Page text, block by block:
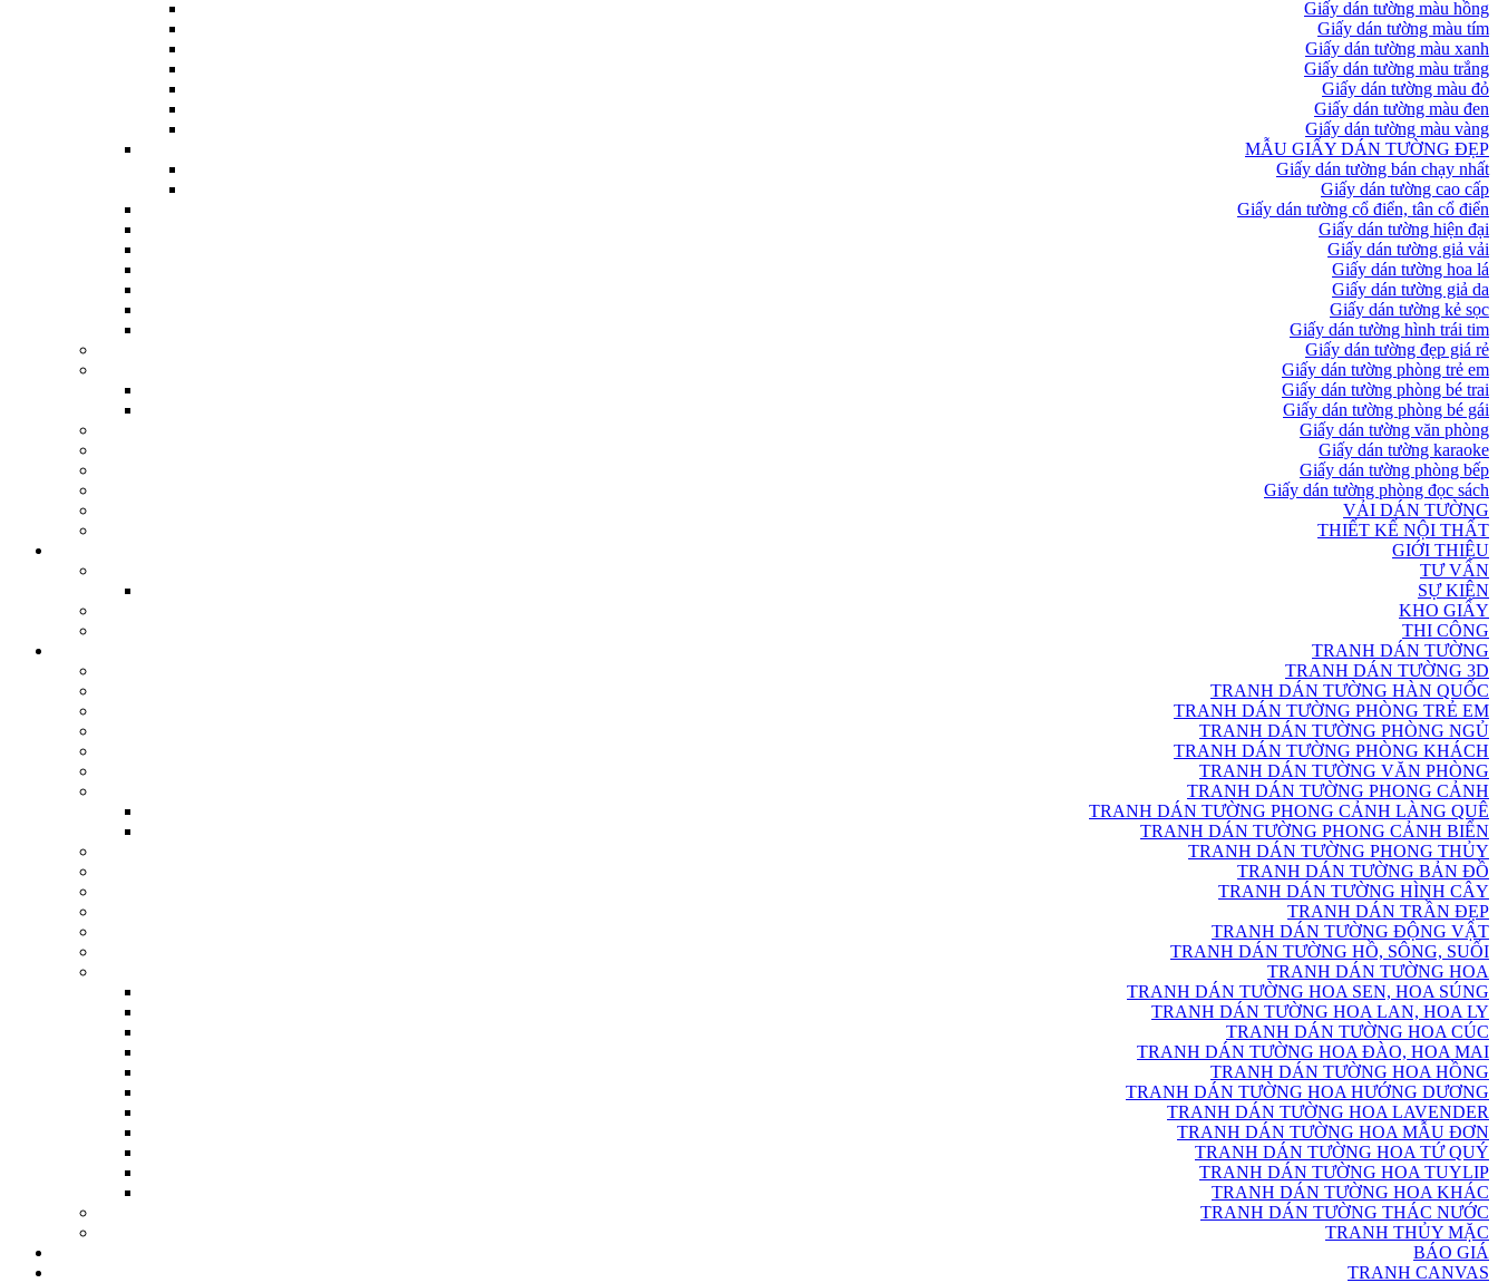
Giấy dán tường màu hồng
Giấy dán tường màu tím
Giấy dán tường màu xanh
Giấy dán tường màu trắng
Giấy dán tường màu đỏ
Giấy dán tường màu đen
Giấy dán tường màu vàng
MẪU GIẤY DÁN TƯỜNG ĐẸP
Giấy dán tường bán chạy nhất
Giấy dán tường cao cấp
Giấy dán tường cổ điển, tân cổ điển
Giấy dán tường hiện đại
Giấy dán tường giả vải
Giấy dán tường hoa lá
Giấy dán tường giả da
Giấy dán tường kẻ sọc
Giấy dán tường hình trái tim
Giấy dán tường đẹp giá rẻ
Giấy dán tường phòng trẻ em
Giấy dán tường phòng bé trai
Giấy dán tường phòng bé gái
Giấy dán tường văn phòng
Giấy dán tường karaoke
Giấy dán tường phòng bếp
Giấy dán tường phòng đọc sách
VẢI DÁN TƯỜNG
THIẾT KẾ NỘI THẤT
GIỚI THIỆU
TƯ VẤN
SỰ KIỆN
KHO GIẤY
THI CÔNG
TRANH DÁN TƯỜNG
TRANH DÁN TƯỜNG 3D
TRANH DÁN TƯỜNG HÀN QUỐC
TRANH DÁN TƯỜNG PHÒNG TRẺ EM
TRANH DÁN TƯỜNG PHÒNG NGỦ
TRANH DÁN TƯỜNG PHÒNG KHÁCH
TRANH DÁN TƯỜNG VĂN PHÒNG
TRANH DÁN TƯỜNG PHONG CẢNH
TRANH DÁN TƯỜNG PHONG CẢNH LÀNG QUÊ
TRANH DÁN TƯỜNG PHONG CẢNH BIỂN
TRANH DÁN TƯỜNG PHONG THỦY
TRANH DÁN TƯỜNG BẢN ĐỒ
TRANH DÁN TƯỜNG HÌNH CÂY
TRANH DÁN TRẦN ĐẸP
TRANH DÁN TƯỜNG ĐỘNG VẬT
TRANH DÁN TƯỜNG HỒ, SÔNG, SUỐI
TRANH DÁN TƯỜNG HOA
TRANH DÁN TƯỜNG HOA SEN, HOA SÚNG
TRANH DÁN TƯỜNG HOA LAN, HOA LY
TRANH DÁN TƯỜNG HOA CÚC
TRANH DÁN TƯỜNG HOA ĐÀO, HOA MAI
TRANH DÁN TƯỜNG HOA HỒNG
TRANH DÁN TƯỜNG HOA HƯỚNG DƯƠNG
TRANH DÁN TƯỜNG HOA LAVENDER
TRANH DÁN TƯỜNG HOA MẪU ĐƠN
TRANH DÁN TƯỜNG HOA TỨ QUÝ
TRANH DÁN TƯỜNG HOA TUYLIP
TRANH DÁN TƯỜNG HOA KHÁC
TRANH DÁN TƯỜNG THÁC NƯỚC
TRANH THỦY MẶC
BÁO GIÁ
TRANH CANVAS